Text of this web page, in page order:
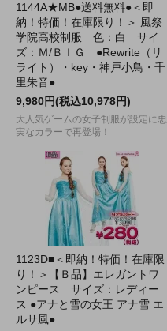
1144A★MB●送料無料●＜即
納！特価！在庫限り！＞ 風祭
学院高校制服 色：白 サイ
ズ：Ｍ/ＢＩＧ ●Rewrite（リ
ライト）・key・神戸小鳥・千
里朱音●
9,980円(税込10,978円)
大人気ゲームの女子制服が設定に忠
実なカラーで再登場！
1123D■＜即納！特価！在庫限
り！＞【Ｂ品】エレガントワ
ンピース サイズ：レディー
ス ●アナと雪の女王 アナ雪 エ
ルサ風●